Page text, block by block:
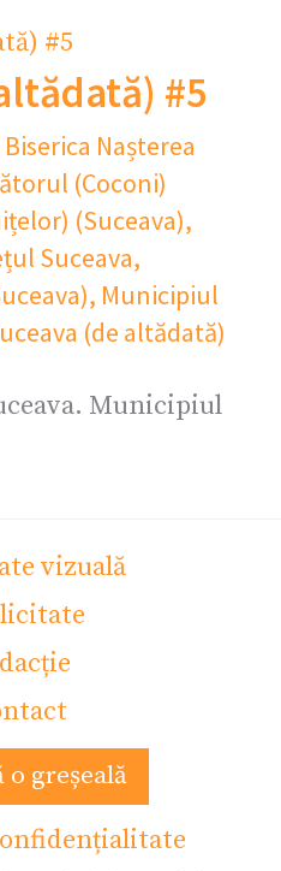
#5
Biserica Nașterea
(Coconi)
(Suceava),
Suceava,
, Municipiul
(de altădată)
Municipiul
vizuală
o greșeală